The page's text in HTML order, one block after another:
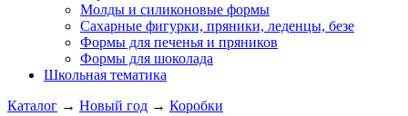
Молды и силиконовые формы
Сахарные фигурки, пряники, леденцы, безе
Формы для печенья и пряников
Формы для шоколада
Школьная тематика
Каталог → Новый год → Коробки